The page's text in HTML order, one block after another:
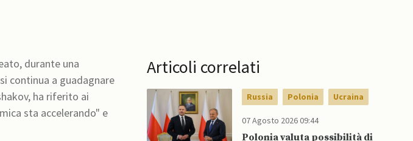
durante una
continua a guadagnare
ha riferito ai
sta accelerando" e
Articoli correlati
Russia Polonia Ucraina
07 Agosto 2026 09:44
Polonia valuta possibilità di